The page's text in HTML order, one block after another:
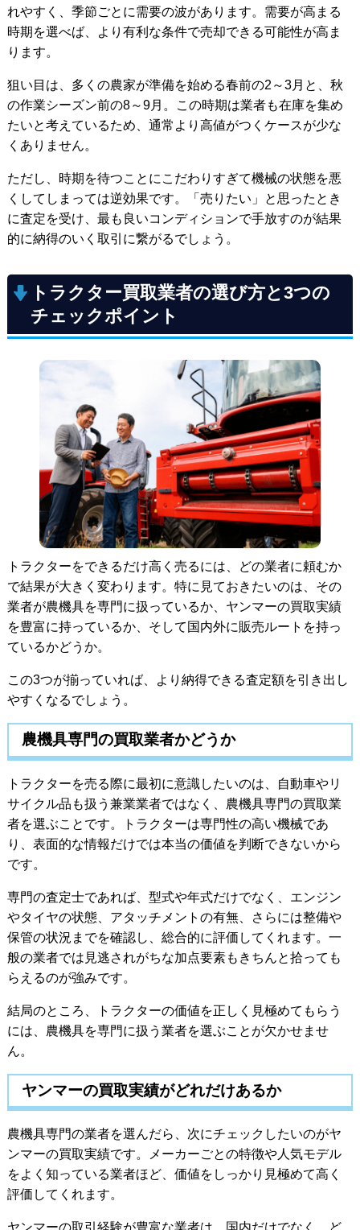
れやすく、季節ごとに需要の波があります。需要が高まる
時期を選べば、より有利な条件で売却できる可能性が高ま
ります。
狙い目は、多くの農家が準備を始める春前の2～3月と、秋
の作業シーズン前の8～9月。この時期は業者も在庫を集め
たいと考えているため、通常より高値がつくケースが少な
くありません。
ただし、時期を待つことにこだわりすぎて機械の状態を悪
くしてしまっては逆効果です。「売りたい」と思ったとき
に査定を受け、最も良いコンディションで手放すのが結果
的に納得のいく取引に繋がるでしょう。
トラクター買取業者の選び方と3つの
チェックポイント
トラクターをできるだけ高く売るには、どの業者に頼むか
で結果が大きく変わります。特に見ておきたいのは、その
業者が農機具を専門に扱っているか、ヤンマーの買取実績
を豊富に持っているか、そして国内外に販売ルートを持っ
ているかどうか。
この3つが揃っていれば、より納得できる査定額を引き出し
やすくなるでしょう。
農機具専門の買取業者かどうか
トラクターを売る際に最初に意識したいのは、自動車やリ
サイクル品も扱う兼業業者ではなく、農機具専門の買取業
者を選ぶことです。トラクターは専門性の高い機械であ
り、表面的な情報だけでは本当の価値を判断できないから
です。
専門の査定士であれば、型式や年式だけでなく、エンジン
やタイヤの状態、アタッチメントの有無、さらには整備や
保管の状況までを確認し、総合的に評価してくれます。一
般の業者では見逃されがちな加点要素もきちんと拾っても
らえるのが強みです。
結局のところ、トラクターの価値を正しく見極めてもらう
には、農機具を専門に扱う業者を選ぶことが欠かせませ
ん。
ヤンマーの買取実績がどれだけあるか
農機具専門の業者を選んだら、次にチェックしたいのがヤ
ンマーの買取実績です。メーカーごとの特徴や人気モデル
をよく知っている業者ほど、価値をしっかり見極めて高く
評価してくれます。